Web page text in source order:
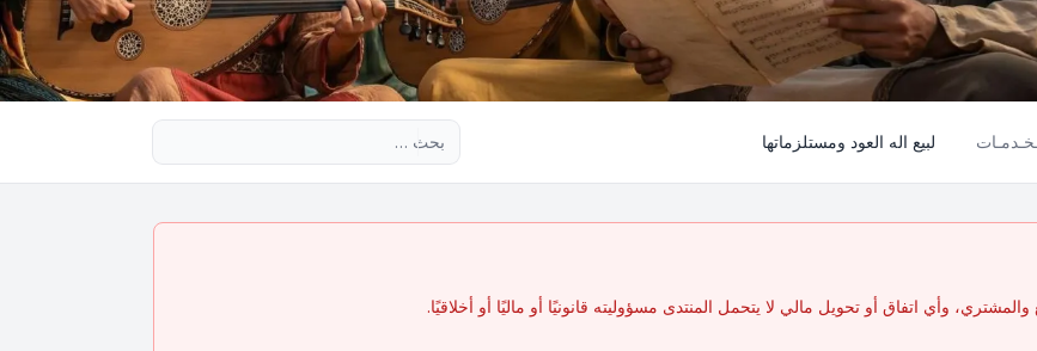
لبيع اله العود ومستلزماتها
وأي اتفاق أو تحويل مالي لا يتحمل المنتدى مسؤوليته قانونيًا أو ماليًا أو أخلاقيًا.